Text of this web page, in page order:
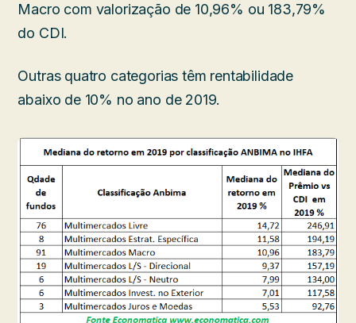
Macro com valorização de 10,96% ou 183,79%
do CDI.
Outras quatro categorias têm rentabilidade
abaixo de 10% no ano de 2019.